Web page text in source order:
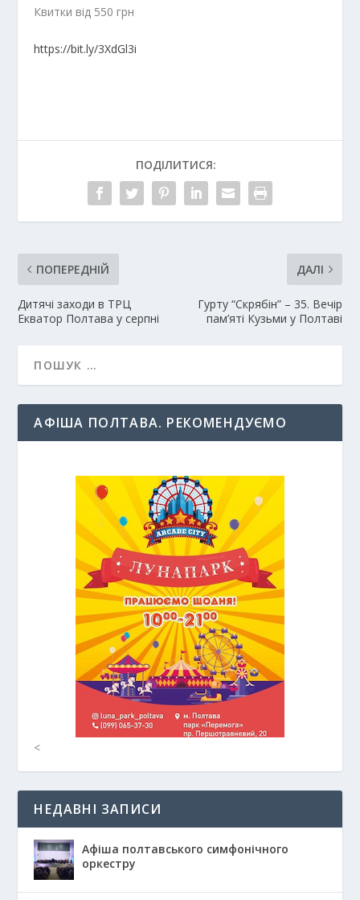
Квитки від 550 грн
https://bit.ly/3XdGl3i
ПОДІЛИТИСЯ:
ПОПЕРЕДНІЙ
Дитячі заходи в ТРЦ
Екватор Полтава у серпні
ДАЛІ
Гурту “Скрябін” – 35. Вечір
пам’яті Кузьми у Полтаві
АФІША ПОЛТАВА. РЕКОМЕНДУЄМО
<
НЕДАВНІ ЗАПИСИ
Афіша полтавського симфонічного
оркестру